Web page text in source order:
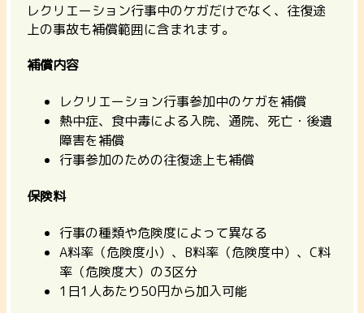
レクリエーション行事中のケガだけでなく、往復途
上の事故も補償範囲に含まれます。
補償内容
レクリエーション行事参加中のケガを補償
熱中症、食中毒による入院、通院、死亡・後遺
障害を補償
行事参加のための往復途上も補償
保険料
行事の種類や危険度によって異なる
A料率（危険度小）、B料率（危険度中）、C料
率（危険度大）の3区分
1日1人あたり50円から加入可能